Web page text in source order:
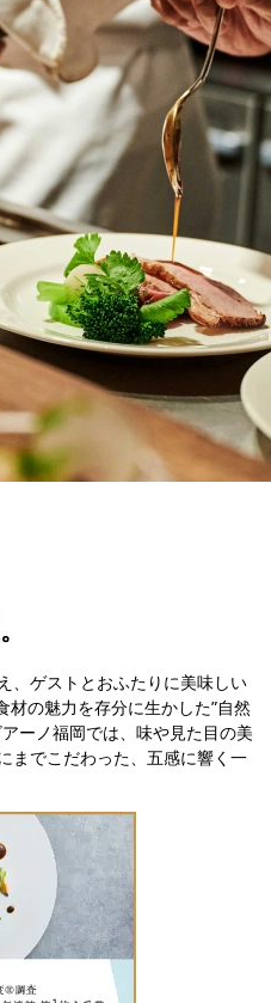
、ゲストとおふたりに美味しい
の魅力を存分に生かした”自然
ーノ福岡では、味や見た目の美
までこだわった、五感に響く一